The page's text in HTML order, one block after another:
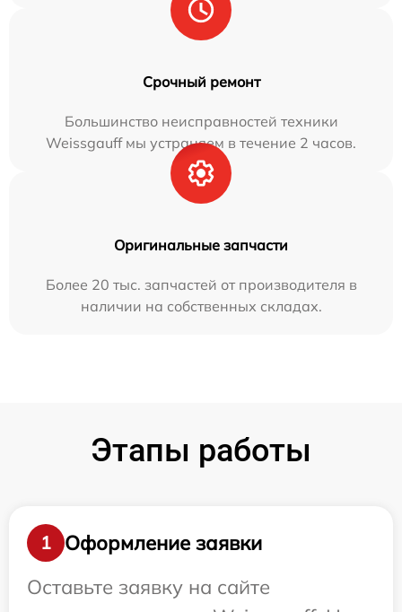
Срочный ремонт
Большинство неисправностей техники
Weissgauff мы устраняем в течение 2 часов.
Оригинальные запчасти
Более 20 тыс. запчастей от производителя в
наличии на собственных складах.
Этапы работы
1
Оформление заявки
Оставьте заявку на сайте